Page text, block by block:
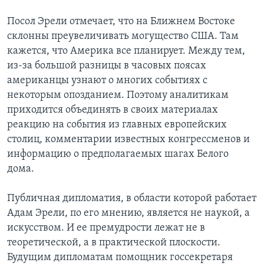
Посол Эрели отмечает, что на Ближнем Востоке
склонны преувеличивать могущество США. Там
кажется, что Америка все планирует. Между тем,
из-за большой разницы в часовых поясах
американцы узнают о многих событиях с
некоторым опозданием. Поэтому аналитикам
приходится объединять в своих материалах
реакцию на события из главных европейских
столиц, комментарии известных конгрессменов и
информацию о предполагаемых шагах Белого
дома.
Публичная дипломатия, в области которой работает
Адам Эрели, по его мнению, является не наукой, а
искусством. И ее премудрости лежат не в
теоретической, а в практической плоскости.
Будущим дипломатам помощник госсекретаря